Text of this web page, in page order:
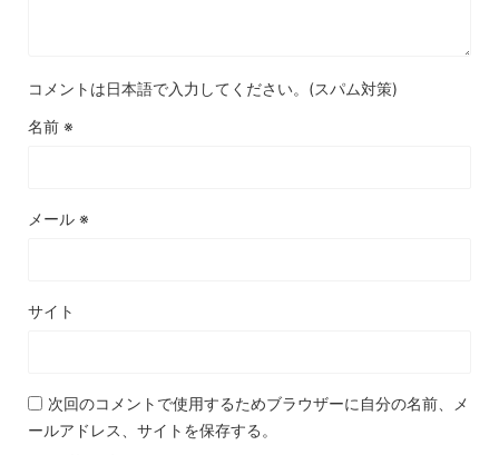
コメントは日本語で入力してください。(スパム対策)
名前 ※
メール ※
サイト
次回のコメントで使用するためブラウザーに自分の名前、メ
ールアドレス、サイトを保存する。